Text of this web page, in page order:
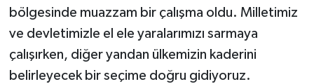
bölgesinde muazzam bir çalışma oldu. Milletimiz
ve devletimizle el ele yaralarımızı sarmaya
çalışırken, diğer yandan ülkemizin kaderini
belirleyecek bir seçime doğru gidiyoruz.